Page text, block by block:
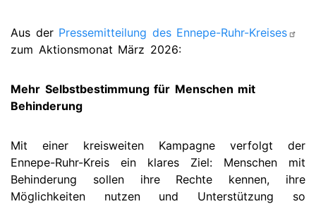
Aus der Pressemitteilung des Ennepe-Ruhr-Kreises
zum Aktionsmonat März 2026:
Mehr Selbstbestimmung für Menschen mit
Behinderung
Mit einer kreisweiten Kampagne verfolgt der
Ennepe-Ruhr-Kreis ein klares Ziel: Menschen mit
Behinderung sollen ihre Rechte kennen, ihre
Möglichkeiten nutzen und Unterstützung so